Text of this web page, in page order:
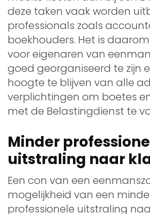
deze taken vaak worden
professionals zoals
boekhouders. Het is
voor eigenaren van
goed georganiseerd te zijn
hoogte te blijven van alle
verplichtingen om boetes
met de Belastingdienst te
Minder
uitstraling naar
Een con van een
mogelijkheid van een
professionele uitstraling